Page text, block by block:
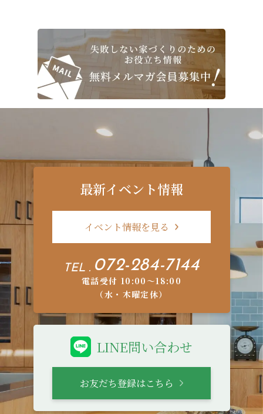
最新イベント情報
イベント情報を見る
TEL . 072-284-7144
電話受付 10:00〜18:00
（水・木曜定休）
LINE問い合わせ
お友だち登録はこちら